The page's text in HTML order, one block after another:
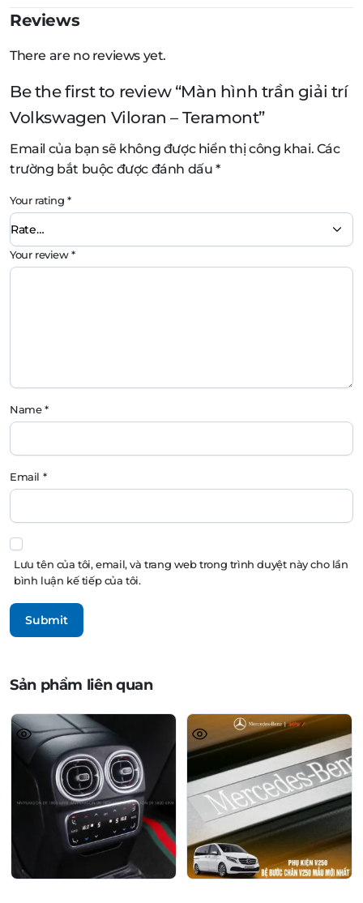
Reviews
There are no reviews yet.
Be the first to review “Màn hình trần giải trí
Volkswagen Viloran – Teramont”
Email của bạn sẽ không được hiển thị công khai. Các
trường bắt buộc được đánh dấu*
Your rating*
Your review*
Name*
Email *
Lưu tên của tôi, email, và trang web trong trình duyệt này cho lần
bình luận kế tiếp của tôi.
Sản phẩm liên quan